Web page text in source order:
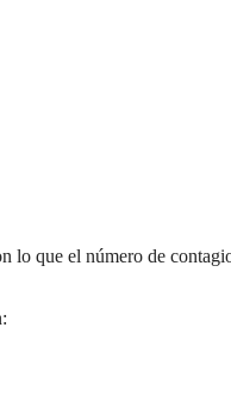
lo que el número de